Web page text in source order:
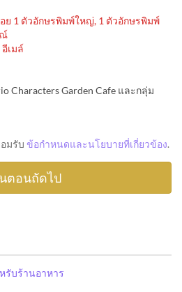
ย 1 ตัวอักษรพิมพ์ใหญ่, 1 ตัวอักษรพิมพ์
ณ์
เมล์
Characters Garden Cafe และกลุ่ม
มรับ ข้อกำหนดและนโยบายที่เกี่ยวข้อง.
รับร้านอาหาร